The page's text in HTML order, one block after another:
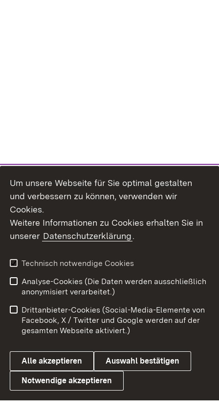
Link zum Landesportal
Benutzungshinweise
Barrierefreiheit
Datenschutz
Cookies
Um unsere Webseite für Sie optimal gestalten
und verbessern zu können, verwenden wir
Cookies.
Weitere Informationen zu Cookies erhalten Sie in
unserer Datenschutzerklärung.
Technisch notwendige Cookies
Analyse-Cookies (Die Daten werden ausschließlich
anonymisiert verarbeitet.)
Drittanbieter-Cookies (Social-Media-Elemente von
Facebook, X / Twitter und Google werden auf der
gesamten Webseite aktiviert.)
Alle akzeptieren Auswahl bestätigen
Notwendige akzeptieren